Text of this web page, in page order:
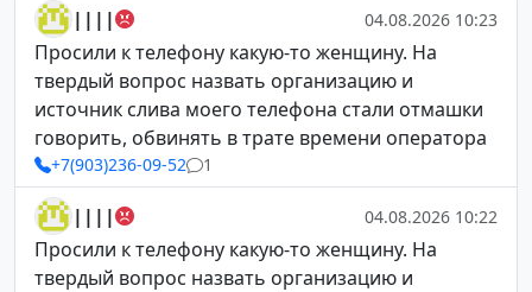
|||| 04.08.2026 10:23
Просили к телефону какую-то женщину. На
твердый вопрос назвать организацию и
источник слива моего телефона стали отмашки
говорить, обвинять в трате времени оператора
+7(903)236-09-52 1
|||| 04.08.2026 10:22
Просили к телефону какую-то женщину. На
твердый вопрос назвать организацию и